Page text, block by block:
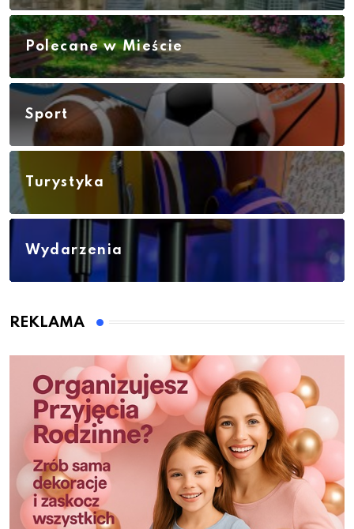
Polecane w Mieście
Sport
Turystyka
Wydarzenia
REKLAMA